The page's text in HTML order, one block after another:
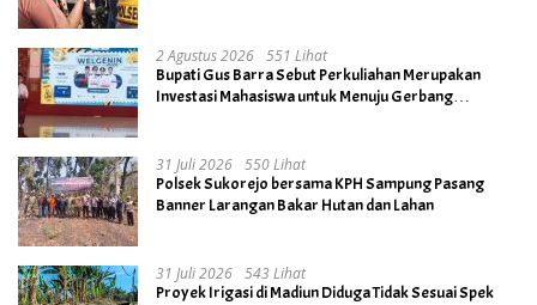
2 Agustus 2026 551 Lihat
Bupati Gus Barra Sebut Perkuliahan Merupakan
Investasi Mahasiswa untuk Menuju Gerbang
31 Juli 2026 550 Lihat
Polsek Sukorejo bersama KPH Sampung Pasang
Banner Larangan Bakar Hutan dan Lahan
31 Juli 2026 543 Lihat
Proyek Irigasi di Madiun Diduga Tidak Sesuai Spek